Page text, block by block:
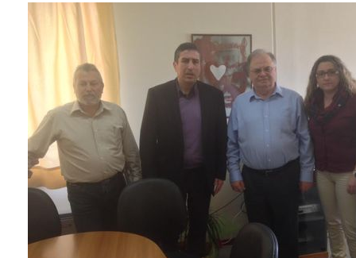
2011
2010
2006
ΤΟΠΟΣ
ΠΟΛΙΤΙΣΜΟΣ
ΑΝΘΕΚΤΙΚΗ
ΠΟΛΗ